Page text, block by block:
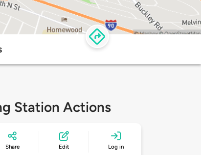
Station Actions
Share Edit Log in